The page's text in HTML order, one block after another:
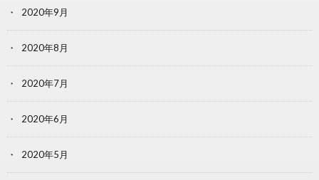
2020年9月
2020年8月
2020年7月
2020年6月
2020年5月